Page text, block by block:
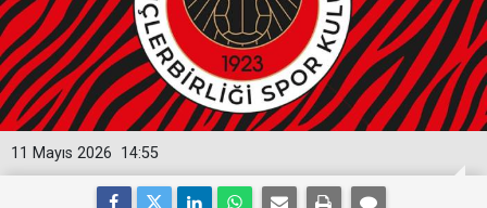
14:55
11 Mayıs 2026